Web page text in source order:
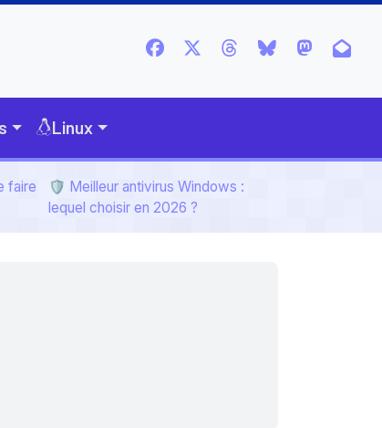
Linux
faire
🛡️ Meilleur antivirus Windows :
lequel choisir en 2026 ?